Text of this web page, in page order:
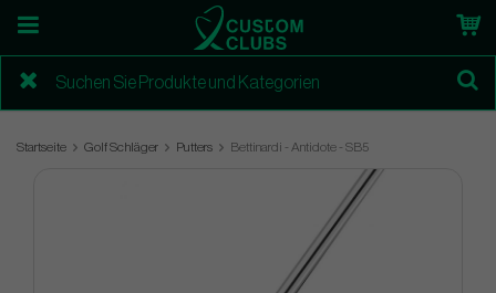
Startseite Golf Schläger Putters Bettinardi - Antidote - SB5